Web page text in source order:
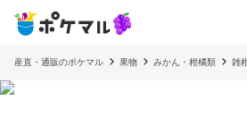
産直・通販のポケマル 果物 みかん・柑橘類 雑